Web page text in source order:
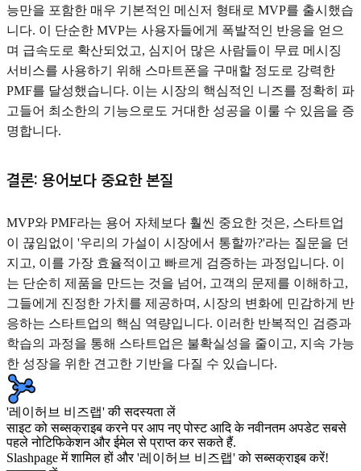
능만을 포함한 매우 기본적인 메신저 형태로 MVP를 출시했습
니다. 이 단순한 MVP는 사용자들에게 폭발적인 반응을 얻으
며 급속도로 확산되었고, 심지어 많은 사람들이 무료 메시징
서비스를 사용하기 위해 스마트폰을 구매할 정도로 강력한
PMF를 달성했습니다. 이는 시장의 핵심적인 니즈를 정확히 파
고들어 최소한의 기능으로도 거대한 성공을 이룰 수 있음을 증
명합니다.
결론: 용어보다 중요한 본질
MVP와 PMF라는 용어 자체보다 훨씬 중요한 것은, 스타트업
이 끊임없이 '우리의 가설이 시장에서 통할까?'라는 질문을 던
지고, 이를 가장 효율적이고 빠르게 검증하는 과정입니다. 이
는 단순히 제품을 만드는 것을 넘어, 고객의 문제를 이해하고,
그들에게 진정한 가치를 제공하며, 시장의 변화에 민감하게 반
응하는 스타트업의 핵심 역량입니다. 이러한 반복적인 검증과
학습의 과정을 통해 스타트업은 불확실성을 줄이고, 지속 가능
한 성장을 위한 견고한 기반을 다질 수 있습니다.
'레이허브 비즈랩' की सदस्यता लें
साइट को सब्सक्राइब करने पर आप नए पोस्ट आदि के नवीनतम अपडेट सबसे
पहले नोटिफिकेशन और ईमेल से प्राप्त कर सकते हैं.
Slashpage में शामिल हों और '레이허브 비즈랩' को सब्सक्राइब करें!